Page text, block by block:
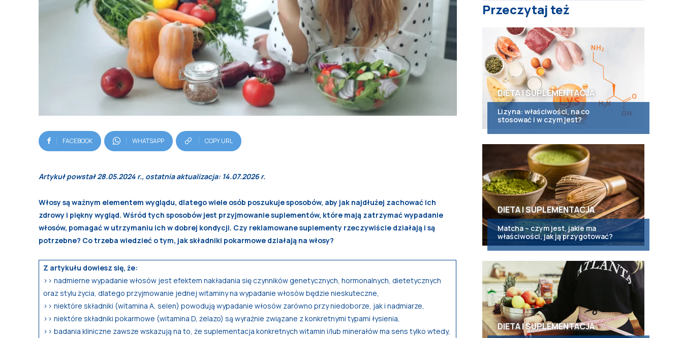
FACEBOOK WHATSAPP COPY URL
Artykuł powstał 28.05.2024 r., ostatnia aktualizacja: 14.07.2026 r.
Włosy są ważnym elementem wyglądu, dlatego wiele osób poszukuje sposobów, aby jak najdłużej zachować ich
zdrowy i piękny wygląd. Wśród tych sposobów jest przyjmowanie suplementów, które mają zatrzymać wypadanie
włosów, pomagać w utrzymaniu ich w dobrej kondycji. Czy reklamowane suplementy rzeczywiście działają i są
potrzebne? Co trzeba wiedzieć o tym, jak składniki pokarmowe działają na włosy?
Z artykułu dowiesz się, że:
>> nadmierne wypadanie włosów jest efektem nakładania się czynników genetycznych, hormonalnych, dietetycznych
oraz stylu życia, dlatego przyjmowanie jednej witaminy na wypadanie włosów będzie nieskuteczne,
>> niektóre składniki (witamina A, selen) powodują wypadanie włosów zarówno przy niedoborze, jak i nadmiarze,
>> niektóre składniki pokarmowe (witamina D, żelazo) są wyraźnie związane z konkretnymi typami łysienia,
>> badania kliniczne zawsze wskazują na to, że suplementacja konkretnych witamin i/lub minerałów ma sens tylko wtedy,
Przeczytaj też
DIETA I SUPLEMENTACJA
Lizyna: właściwości, na co
stosować i w czym jest?
DIETA I SUPLEMENTACJA
Matcha – czym jest, jakie ma
właściwości, jak ją przygotować?
DIETA I SUPLEMENTACJA